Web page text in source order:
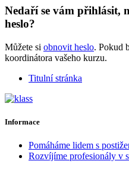
Nedaří se vám přihlásit,
heslo?
Můžete si obnovit heslo. Pokud
koordinátora vašeho kurzu.
Titulní stránka
Informace
Pomáháme lidem s
Rozvíjíme profesionály v